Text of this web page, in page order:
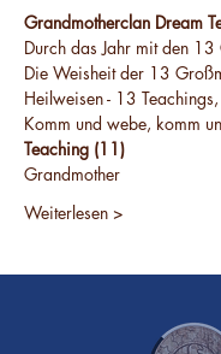
Grandmotherclan Dream
Durch das Jahr mit den 13
Die Weisheit der 13
Heilweisen - 13
Komm und webe, komm
Teaching (11)
Grandmother
Weiterlesen >